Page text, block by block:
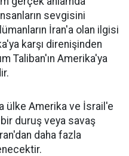
sevgisini
İran'a olan ilgisi
karşı direnişinden
Taliban'ın Amerika'ya
ülke Amerika ve İsrail'e
duruş veya savaş
daha fazla